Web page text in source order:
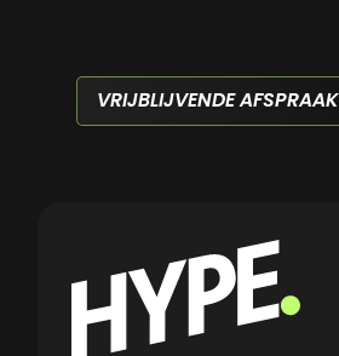
VRIJBLIJVENDE AFSPRAAK